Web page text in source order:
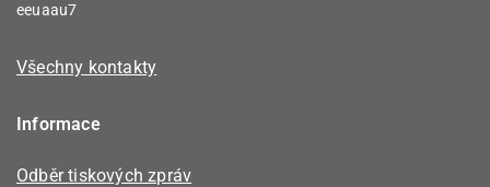
eeuaau7
Všechny kontakty
Informace
Odběr tiskových zpráv